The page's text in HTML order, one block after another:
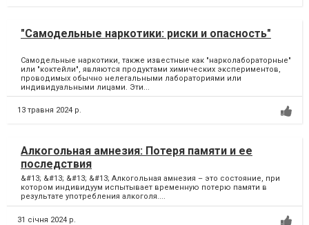
"Самодельные наркотики: риски и опасность"
Самодельные наркотики, также известные как "нарколабораторные"
или "коктейли", являются продуктами химических экспериментов,
проводимых обычно нелегальными лабораториями или
индивидуальными лицами. Эти...
13 травня 2024 р.
Алкогольная амнезия: Потеря памяти и ее
последствия
&#13; &#13; &#13; &#13; Алкогольная амнезия – это состояние, при
котором индивидуум испытывает временную потерю памяти в
результате употребления алкоголя....
31 січня 2024 р.